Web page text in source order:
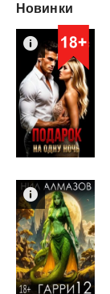
Новинки